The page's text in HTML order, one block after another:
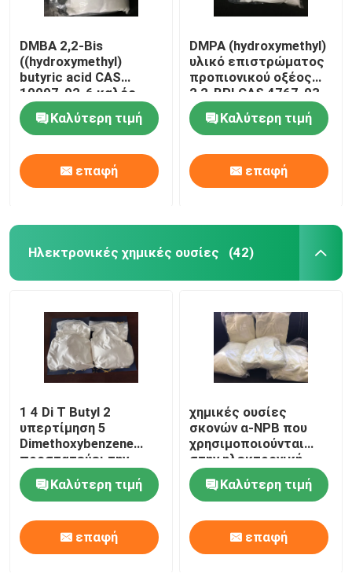
DMBA 2,2-Bis
((hydroxymethyl)
butyric acid CAS
10097-02-6 καλός
διασταυρωτικός
παράγοντας και
υδροφιλικός
παράγοντας ή
χρησιμοποιείται για
την παραγωγή
Καλύτερη τιμή
επαφή
DMPA (hydroxymethyl)
υλικό επιστρώματος
προπιονικού οξέος
2,2-BRI CAS 4767-03-
7 λαστιχένιο
Καλύτερη τιμή
επαφή
Ηλεκτρονικές χημικές ουσίες (42)
1 4 Di Τ Butyl 2
υπερτίμηση 5
Dimethoxybenzene
προστατεύει την
πρόσθετη ουσία
ηλεκτρολυτών
Καλύτερη τιμή
επαφή
χημικές ουσίες
σκονών α-NPB που
χρησιμοποιούνται
στην ηλεκτρονική
OLEDs CAS 123847-
85-8Καλύτερη τιμή
επαφή